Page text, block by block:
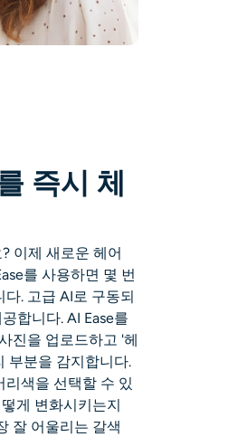
즉시 체
이제 새로운 헤어
를 사용하면 몇 번
. 고급 AI로 구동되
합니다. AI Ease를
진을 업로드하고 '헤
부분을 감지합니다.
색을 선택할 수 있
게 변화시키는지
잘 어울리는 갈색